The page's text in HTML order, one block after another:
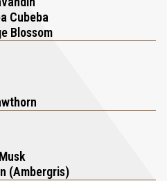
Cubeba
Blossom
Musk
(Ambergris)